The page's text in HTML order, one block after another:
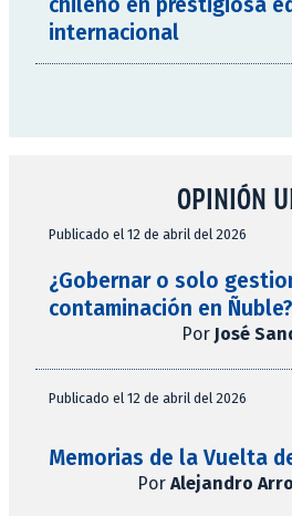
internacional
OPINIÓN
Publicado el 12 de abril del 2026
¿Gobernar o solo
contaminación en Ñuble?
Por José
Publicado el 12 de abril del 2026
Memorias de la Vuelta
Por Alejandro